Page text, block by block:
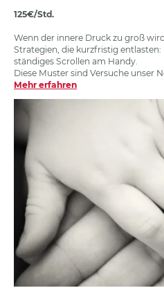
125€/Std.
Wenn der innere Druck zu groß
Strategien, die kurzfristig entlasten:
ständiges Scrollen am Handy.
Diese Muster sind Versuche unser
Mehr erfahren